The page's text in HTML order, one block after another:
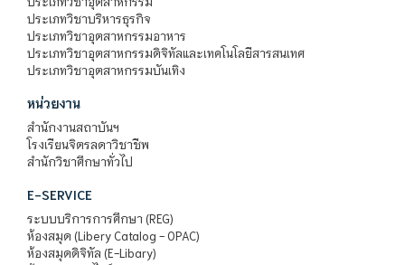
ประเภทวิชาบริหารธุรกิจ
ประเภทวิชาอุตสาหกรรมอาหาร
ประเภทวิชาอุตสาหกรรมดิจิทัลและเทคโนโลยีสารสนเทศ
ประเภทวิชาอุตสาหกรรมบันเทิง
หน่วยงาน
สำนักงานสถาบันฯ
โรงเรียนจิตรลดาวิชาชีพ
สำนักวิชาศึกษาทั่วไป
E-SERVICE
ระบบบริการการศึกษา (REG)
ห้องสมุด (Libery Catalog - OPAC)
ห้องสมุดดิจิทัล (E-Libary)